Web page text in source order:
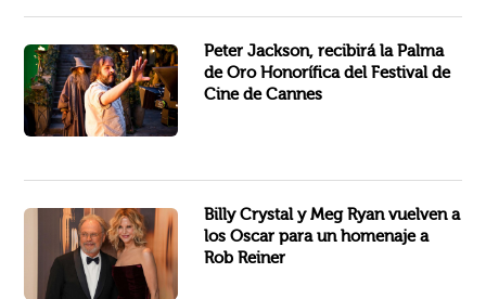
Peter Jackson, recibirá la Palma
de Oro Honorífica del Festival de
Cine de Cannes
“Ser galardonado con una Palma de Oro honorífica en Cannes es uno de los mayores privilegios de mi carrera”, declaró...
Billy Crystal y Meg Ryan vuelven a
los Oscar para un homenaje a
Rob Reiner
Los coprotagonistas de "Cuando Harry conoció a Sally", Billy Crystal y Meg Ryan, se reunirán en los Oscar para honrar a...